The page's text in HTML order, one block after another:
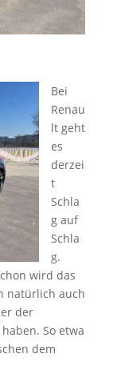
Bei
Renau
lt geht
es
derzei
t
Schla
g auf
Schla
g.
wird das
natürlich auch
der
So etwa
dem